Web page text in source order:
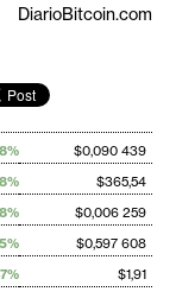
DiarioBitcoin.com
$0,090 439
$365,54
$0,006 259
$0,597 608
$1,91